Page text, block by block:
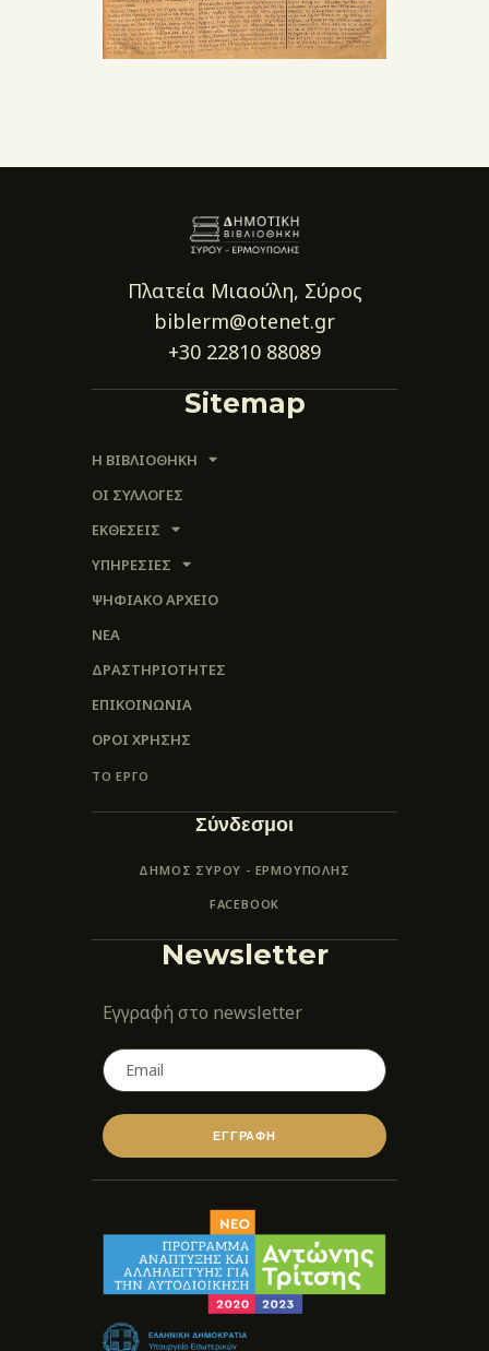
Πλατεία Μιαούλη, Σύρος
biblerm@otenet.gr
+30 22810 88089
Sitemap
Η ΒΙΒΛΙΟΘΗΚΗ
ΟΙ ΣΥΛΛΟΓΈΣ
ΕΚΘΕΣΕΙΣ
ΥΠΗΡΕΣΙΕΣ
ΨΗΦΙΑΚΌ ΑΡΧΕΊΟ
ΝΕΑ
ΔΡΑΣΤΗΡΙΟΤΗΤΕΣ
ΕΠΙΚΟΙΝΩΝΊΑ
ΌΡΟΙ ΧΡΉΣΗΣ
ΤΟ ΕΡΓΟ
Σύνδεσμοι
ΔΗΜΟΣ ΣΥΡΟΥ - ΕΡΜΟΎΠΟΛΗΣ
FACEBOOK
Newsletter
Εγγραφή στο newsletter
ΕΓΓΡΑΦΗ